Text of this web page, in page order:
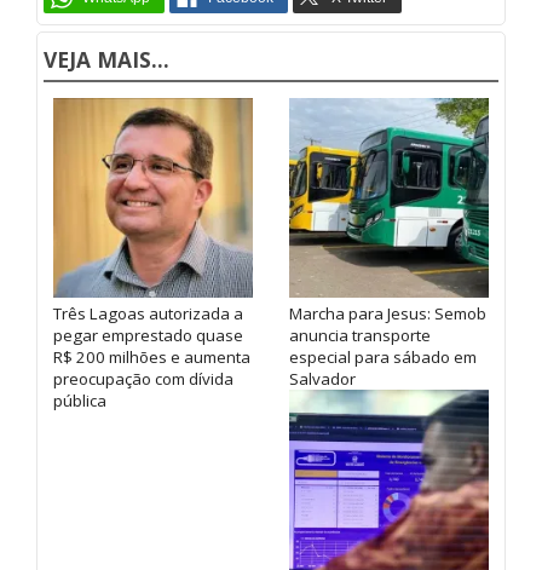
VEJA MAIS...
Três Lagoas autorizada a
pegar emprestado quase
R$ 200 milhões e aumenta
preocupação com dívida
pública
Marcha para Jesus: Semob
anuncia transporte
especial para sábado em
Salvador